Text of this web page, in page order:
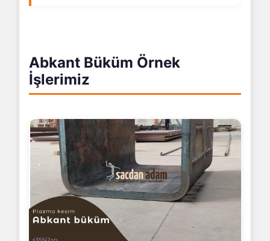
Abkant Büküm Örnek
İşlerimiz